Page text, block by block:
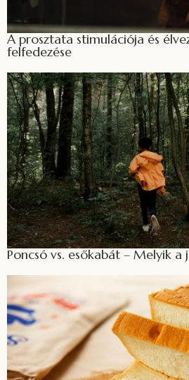
A prosztata stimulációja és
felfedezése
Poncsó vs. esőkabát – Melyik a